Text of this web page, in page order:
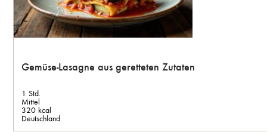
Gemüse-Lasagne aus geretteten Zutaten
1 Std.
Mittel
320 kcal
Deutschland